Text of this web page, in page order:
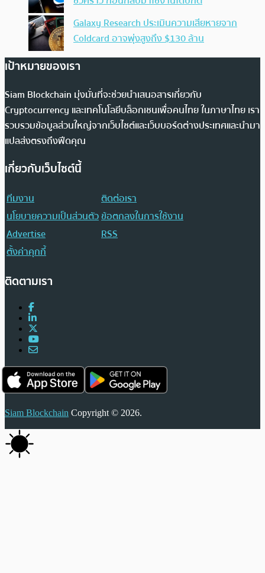
Galaxy Research ประเมินความเสียหายจาก
Coldcard อาจพุ่งสูงถึง $130 ล้าน
เป้าหมายของเรา
Siam Blockchain มุ่งมั่นที่จะช่วยนำเสนอสารเกี่ยวกับ
Cryptocurrency และเทคโนโลยีบล็อกเชนเพื่อคนไทย ในภาษาไทย เรา
รวบรวมข้อมูลส่วนใหญ่จากเว็บไซต์และเว็บบอร์ดต่างประเทศและนำมา
แปลส่งตรงถึงฟีดคุณ
เกี่ยวกับเว็บไซต์นี้
ทีมงาน
ติดต่อเรา
นโยบายความเป็นส่วนตัวข้อตกลงในการใช้งาน
Advertise
RSS
ตั้งค่าคุกกี้
ติดตามเรา
Siam Blockchain Copyright © 2026.